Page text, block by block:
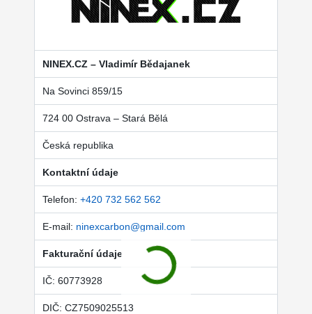
NINEX.CZ – Vladimír Bědajanek
Na Sovinci 859/15
724 00 Ostrava – Stará Bělá
Česká republika
Kontaktní údaje
Telefon: +420 732 562 562
E-mail: ninexcarbon@gmail.com
Fakturační údaje
IČ: 60773928
DIČ: CZ7509025513